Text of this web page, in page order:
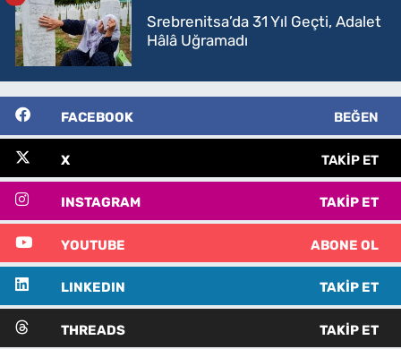
Srebrenitsa’da 31 Yıl Geçti, Adalet
Hâlâ Uğramadı
FACEBOOK BEĞEN
X TAKIP ET
INSTAGRAM TAKIP ET
YOUTUBE ABONE OL
LINKEDIN TAKIP ET
THREADS TAKIP ET